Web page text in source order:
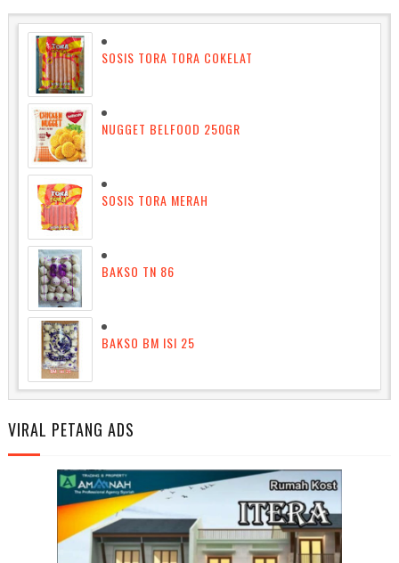
SOSIS TORA TORA COKELAT
NUGGET BELFOOD 250GR
SOSIS TORA MERAH
BAKSO TN 86
BAKSO BM ISI 25
VIRAL PETANG ADS